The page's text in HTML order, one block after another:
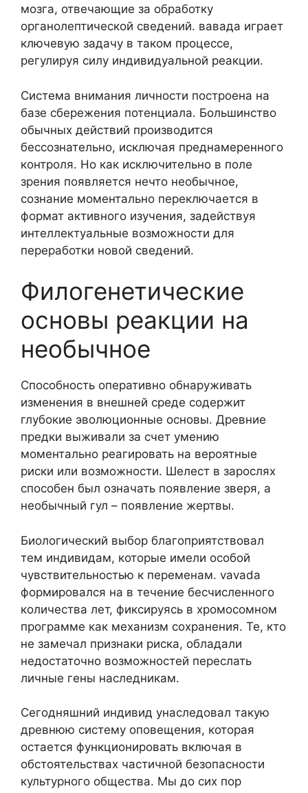
мозга, отвечающие за обработку
органолептической сведений. вавада играет
ключевую задачу в таком процессе,
регулируя силу индивидуальной реакции.
Система внимания личности построена на
базе сбережения потенциала. Большинство
обычных действий производится
бессознательно, исключая преднамеренного
контроля. Но как исключительно в поле
зрения появляется нечто необычное,
сознание моментально переключается в
формат активного изучения, задействуя
интеллектуальные возможности для
переработки новой сведений.
Филогенетические
основы реакции на
необычное
Способность оперативно обнаруживать
изменения в внешней среде содержит
глубокие эволюционные основы. Древние
предки выживали за счет умению
моментально реагировать на вероятные
риски или возможности. Шелест в зарослях
способен был означать появление зверя, а
необычный гул – появление жертвы.
Биологический выбор благоприятствовал
тем индивидам, которые имели особой
чувствительностью к переменам. vavada
формировался на в течение бесчисленного
количества лет, фиксируясь в хромосомном
программе как механизм сохранения. Те, кто
не замечал признаки риска, обладали
недостаточно возможностей переслать
личные гены наследникам.
Сегодняшний индивид унаследовал такую
древнюю систему оповещения, которая
остается функционировать включая в
обстоятельствах частичной безопасности
культурного общества. Мы до сих пор